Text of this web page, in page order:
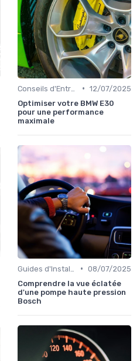
• 12/07/2025
Optimiser votre BMW E30
pour une performance
maximale
• 08/07/2025
Comprendre la vue éclatée
d'une pompe haute pression
Bosch